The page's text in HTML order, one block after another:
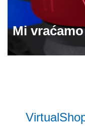
Mi